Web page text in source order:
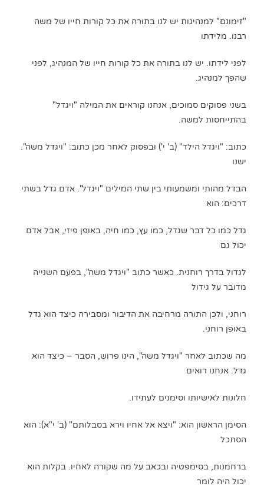
"זימונם" למנהיגות יש לנו בתורה את כל קורות חייו של משה
רבנו. מלידתו
לפני לידתו. יש לנו בתורה את כל קורות חייו של המנהיג, לפני
שהפך למנהיג.
בשני פסוקים סמוכים, אנחנו קוראים את המילה "ויגדל"
בהתייחסות למשה.
כתוב: "ויגדל הילד" (ב' י') ובפסוק לאחר מכן כתוב: "ויגדל משה".
ישנו
הבדל מהותי ומשמעותי בין שתי המילים "ויגדל". אדם גדל בשתי
דרכים: הוא
גדל כמו כל דבר שגדל, כמו עץ, כמו חיה, באופן פיזי, אבל אדם
יכול גם
לגדול בדרך רוחנית. כאשר כתוב "ויגדל משה", בפעם השנייה
מדובר על גידול
רוחני, ולכן התורה מרחיבה את הדיבור ומסבירה כיצד הוא גדל
באופן רוחני.
מה שכתוב לאחר "ויגדל משה", הינו פרוש, הסבר – כיצד הוא
גדל. אנחנו רואים
חלונות לאישיותו וסימנים לעתידו.
הסימן הראשון הוא: "ויצא אל אחיו וירא בסבלותם" (ב' י"א): הוא
הסתכל
ברחמנות, בסימפטיה ובכאב על מה שקורה לאחיו. בקלות הוא
יכול היה לומר